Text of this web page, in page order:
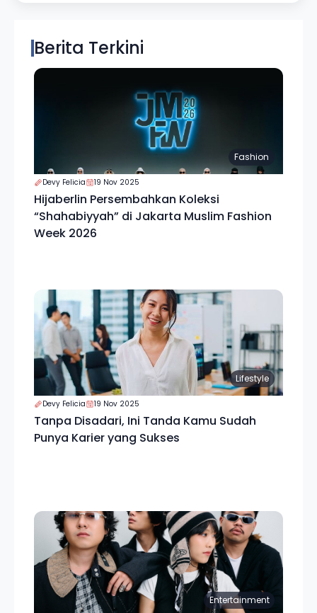
Berita Terkini
Fashion
Devy Felicia 19 Nov 2025
Hijaberlin Persembahkan Koleksi
“Shahabiyyah” di Jakarta Muslim Fashion
Week 2026
Lifestyle
Devy Felicia 19 Nov 2025
Tanpa Disadari, Ini Tanda Kamu Sudah
Punya Karier yang Sukses
Entertainment